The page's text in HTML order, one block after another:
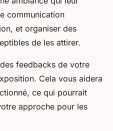
communication
et organiser des
de les attirer.
feedbacks de votre
Cela vous aidera
ce qui pourrait
approche pour les